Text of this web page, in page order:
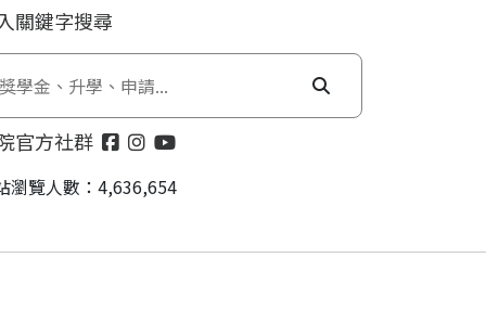
關鍵字搜尋
官方社群
瀏覽人數：4,636,654